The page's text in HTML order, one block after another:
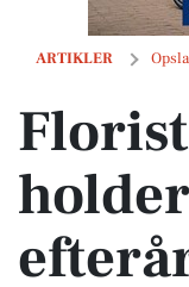
ARTIKLER
Florist Pernille